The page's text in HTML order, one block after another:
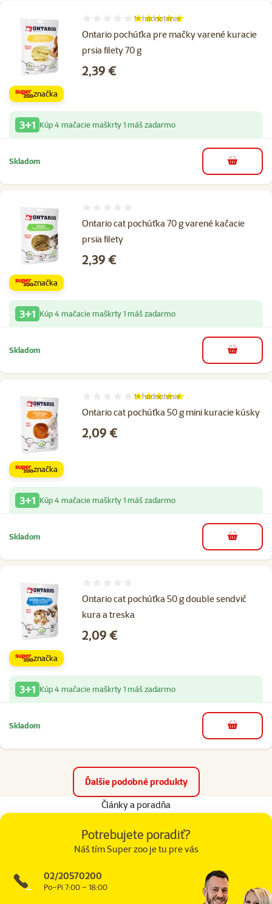
Ontario pochúťka pre mačky varené kuracie
prsia filety 70 g
Hodnotenie 100%, počet hodnotení: 1
1×hodnotenie
Cena
2,39 €
značka
3+1 Kúp 4 mačacie maškrty 1 máš zadarmo
Skladom do košíka
Ontario cat pochúťka 70 g varené kačacie
prsia filety
Cena
2,39 €
značka
3+1 Kúp 4 mačacie maškrty 1 máš zadarmo
Skladom do košíka
Ontario cat pochúťka 50 g mini kuracie kúsky
Hodnotenie 100%, počet hodnotení: 1
1×hodnotenie
Cena
2,09 €
značka
3+1 Kúp 4 mačacie maškrty 1 máš zadarmo
Skladom do košíka
Ontario cat pochúťka 50 g double sendvič
kura a treska
Cena
2,09 €
značka
3+1 Kúp 4 mačacie maškrty 1 máš zadarmo
Skladom do košíka
Ďalšie podobné produkty
Články a poradňa
Potrebujete poradiť?
Náš tím Super zoo je tu pre vás
02/20570200
Po–Pi 7:00 – 18:00